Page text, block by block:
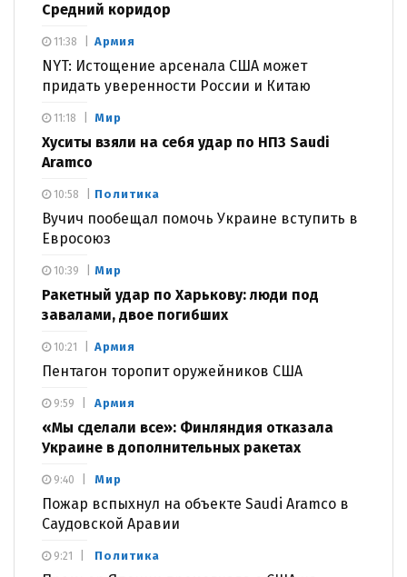
Средний коридор
Армия
NYT: Истощение арсенала США может
придать уверенности России и Китаю
11:38
Мир
Хуситы взяли на себя удар по НПЗ Saudi
Aramco
11:18
Политика
Вучич пообещал помочь Украине вступить в
Евросоюз
10:58
Мир
Ракетный удар по Харькову: люди под
завалами, двое погибших
10:39
Армия
Пентагон торопит оружейников США
10:21
Армия
«Мы сделали все»: Финляндия отказала
Украине в дополнительных ракетах
9:59
Мир
Пожар вспыхнул на объекте Saudi Aramco в
Саудовской Аравии
9:40
Политика
9:21